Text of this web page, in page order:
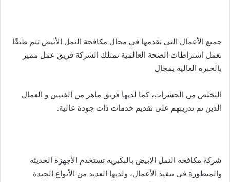
جميع الأعمال التي تقدمها في مجال مكافحة النمل الأبيض تتم طبقًا
نعمل اشتراطات الصحة العالمية تمتلك الشركة فريق عمل مميز
بالخبرة العالية بمجال
التخلص من الحشرات، كما لديها فريق ماهر من الفنيين و العمال
الذين تم تدريبهم على تقديم خدمات ذات جودة عالية.
شركة مكافحة النمل الابيض بالبكيرية تستخدم الأجهزة الحديثة
والمتطورة في تنفيذ الأعمال، ولديها العديد من الأنواع الجيدة